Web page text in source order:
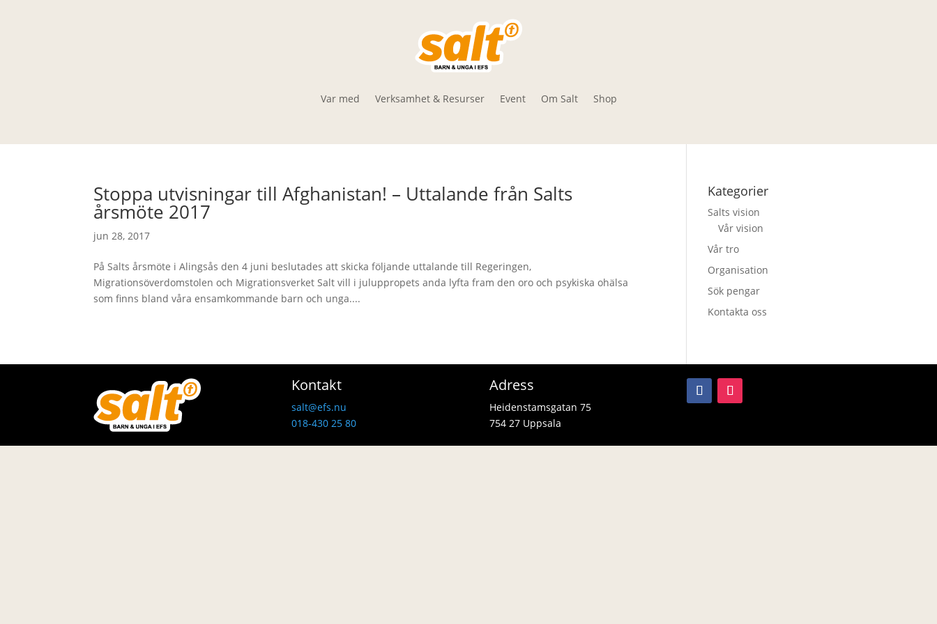
Var med Verksamhet & Resurser Event Om Salt Shop
Stoppa utvisningar till Afghanistan! – Uttalande från Salts
årsmöte 2017
jun 28, 2017
På Salts årsmöte i Alingsås den 4 juni beslutades att skicka följande uttalande till Regeringen,
Migrationsöverdomstolen och Migrationsverket Salt vill i juluppropets anda lyfta fram den oro och psykiska ohälsa
som finns bland våra ensamkommande barn och unga....
Kategorier
Salts vision
Vår vision
Vår tro
Organisation
Sök pengar
Kontakta oss
Kontakt
salt@efs.nu
018-430 25 80
Adress
Heidenstamsgatan 75
754 27 Uppsala